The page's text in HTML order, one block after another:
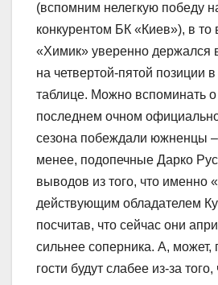
(вспомним нелегкую победу
конкурентом БК «Киев»), в то
«Химик» уверенно держался
на четвертой-пятой позиции
таблице. Можно вспоминать о
последнем очном
сезона побеждали южненцы
менее, подопечные Дарко
выводов из того, что именно
действующим обладателем
посчитав, что сейчас они
сильнее соперника. А, может,
гости будут слабее из-за